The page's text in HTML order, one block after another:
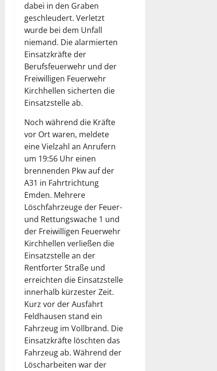
dabei in den Graben
geschleudert. Verletzt
wurde bei dem Unfall
niemand. Die alarmierten
Einsatzkräfte der
Berufsfeuerwehr und der
Freiwilligen Feuerwehr
Kirchhellen sicherten die
Einsatzstelle ab.
Noch während die Kräfte
vor Ort waren, meldete
eine Vielzahl an Anrufern
um 19:56 Uhr einen
brennenden Pkw auf der
A31 in Fahrtrichtung
Emden. Mehrere
Löschfahrzeuge der Feuer-
und Rettungswache 1 und
der Freiwilligen Feuerwehr
Kirchhellen verließen die
Einsatzstelle an der
Rentforter Straße und
erreichten die Einsatzstelle
innerhalb kürzester Zeit.
Kurz vor der Ausfahrt
Feldhausen stand ein
Fahrzeug im Vollbrand. Die
Einsatzkräfte löschten das
Fahrzeug ab. Während der
Löscharbeiten war der